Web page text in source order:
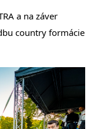
a na záver
country formácie